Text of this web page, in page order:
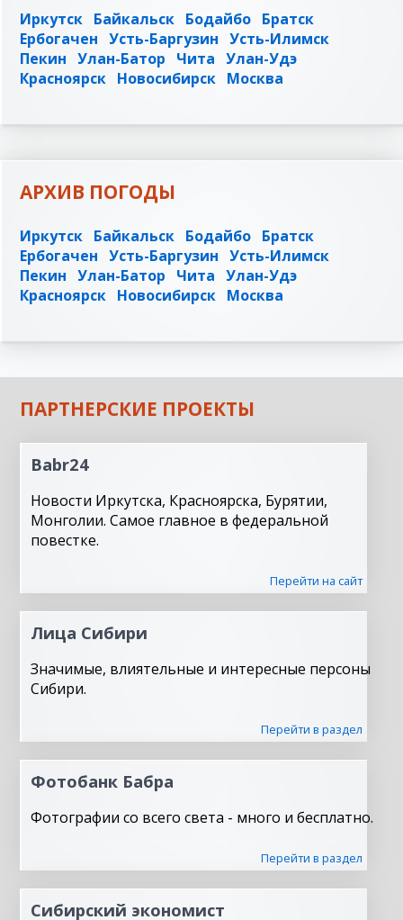
Иркутск Байкальск Бодайбо Братск
Ербогачен Усть-Баргузин Усть-Илимск
Пекин Улан-Батор Чита Улан-Удэ
Красноярск Новосибирск Москва
АРХИВ ПОГОДЫ
Иркутск Байкальск Бодайбо Братск
Ербогачен Усть-Баргузин Усть-Илимск
Пекин Улан-Батор Чита Улан-Удэ
Красноярск Новосибирск Москва
ПАРТНЕРСКИЕ ПРОЕКТЫ
Babr24
Новости Иркутска, Красноярска, Бурятии,
Монголии. Самое главное в федеральной
повестке.
Перейти на сайт
Лица Сибири
Значимые, влиятельные и интересные персоны
Сибири.
Перейти в раздел
Фотобанк Бабра
Фотографии со всего света - много и бесплатно.
Перейти в раздел
Сибирский экономист